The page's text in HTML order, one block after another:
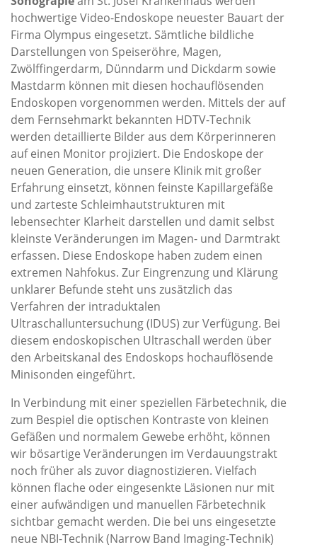
hochwertige Video-Endoskope neuester Bauart der
Firma Olympus eingesetzt. Sämtliche bildliche
Darstellungen von Speiseröhre, Magen,
Zwölffingerdarm, Dünndarm und Dickdarm sowie
Mastdarm können mit diesen hochauflösenden
Endoskopen vorgenommen werden. Mittels der auf
dem Fernsehmarkt bekannten HDTV-Technik
werden detaillierte Bilder aus dem Körperinneren
auf einen Monitor projiziert. Die Endoskope der
neuen Generation, die unsere Klinik mit großer
Erfahrung einsetzt, können feinste Kapillargefäße
und zarteste Schleimhautstrukturen mit
lebensechter Klarheit darstellen und damit selbst
kleinste Veränderungen im Magen- und Darmtrakt
erfassen. Diese Endoskope haben zudem einen
extremen Nahfokus. Zur Eingrenzung und Klärung
unklarer Befunde steht uns zusätzlich das
Verfahren der intraduktalen
Ultraschalluntersuchung (IDUS) zur Verfügung. Bei
diesem endoskopischen Ultraschall werden über
den Arbeitskanal des Endoskops hochauflösende
Minisonden eingeführt.
In Verbindung mit einer speziellen Färbetechnik, die
zum Bespiel die optischen Kontraste von kleinen
Gefäßen und normalem Gewebe erhöht, können
wir bösartige Veränderungen im Verdauungstrakt
noch früher als zuvor diagnostizieren. Vielfach
können flache oder eingesenkte Läsionen nur mit
einer aufwändigen und manuellen Färbetechnik
sichtbar gemacht werden. Die bei uns eingesetzte
neue NBI-Technik (Narrow Band Imaging-Technik)